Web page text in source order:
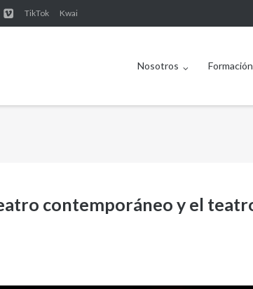
TikTok Kwai
Nosotros Formación
contemporáneo y el